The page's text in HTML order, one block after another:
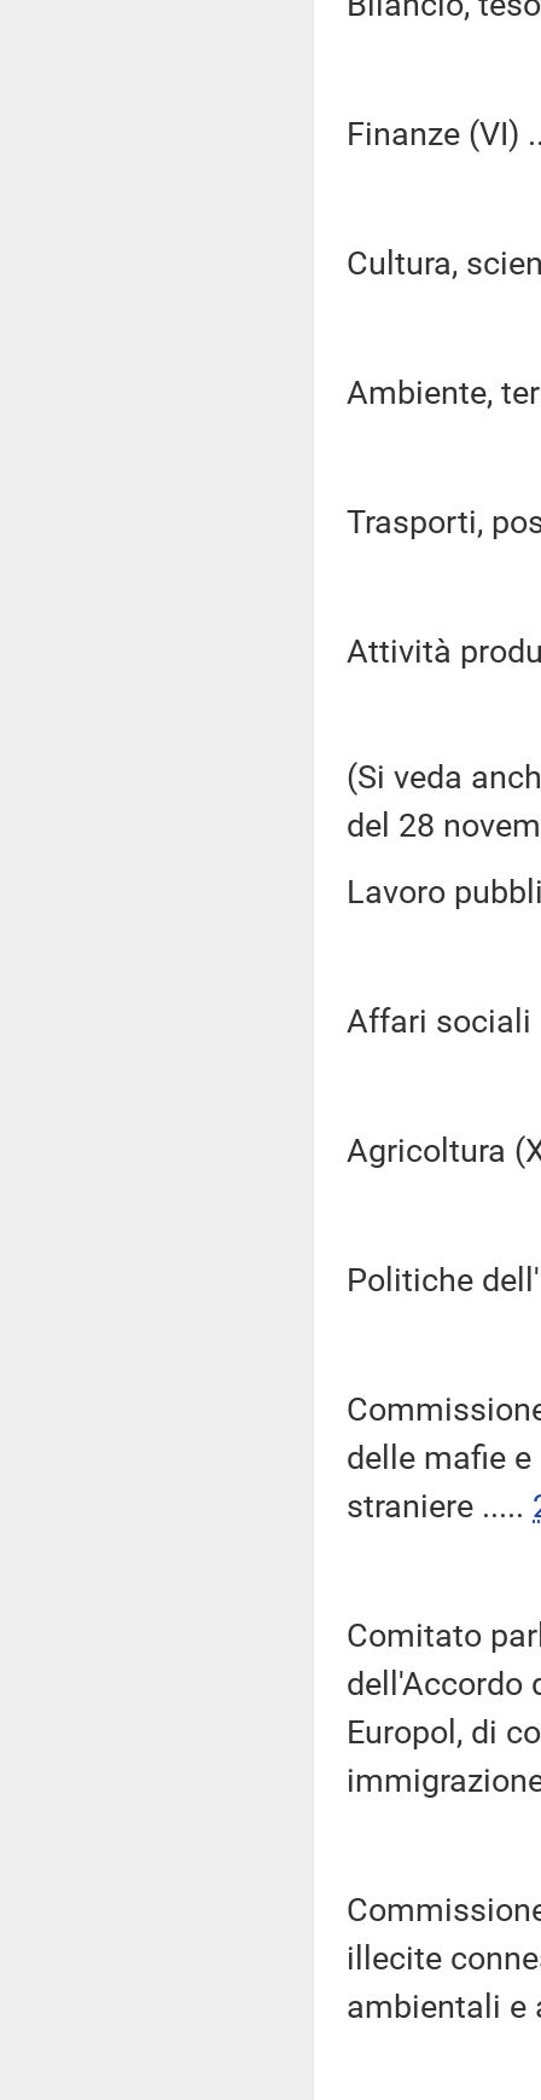
Finanze (VI)
Cultura,
Ambiente,
Trasporti,
Attività
(Si veda
del 28
Lavoro
Affari sociali
Agricoltura
Politiche
delle mafie
straniere .....
Comitato
dell'Accordo
Europol, di
illecite
ambientali e